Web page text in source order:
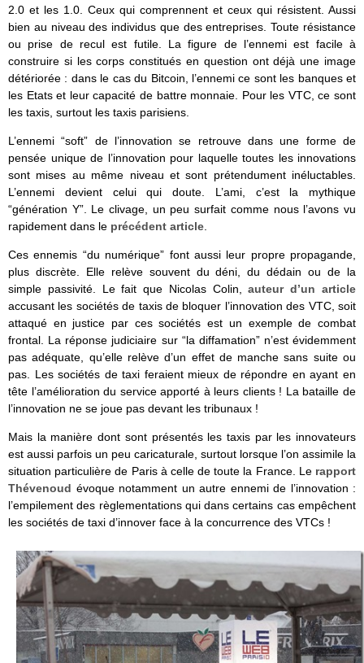
2.0 et les 1.0. Ceux qui comprennent et ceux qui résistent. Aussi
bien au niveau des individus que des entreprises. Toute résistance
ou prise de recul est futile. La figure de l’ennemi est facile à
construire si les corps constitués en question ont déjà une image
détériorée : dans le cas du Bitcoin, l’ennemi ce sont les banques et
les Etats et leur capacité de battre monnaie. Pour les VTC, ce sont
les taxis, surtout les taxis parisiens.
L’ennemi “soft” de l’innovation se retrouve dans une forme de
pensée unique de l’innovation pour laquelle toutes les innovations
sont mises au même niveau et sont prétendument inéluctables.
L’ennemi devient celui qui doute. L’ami, c’est la mythique
“génération Y”. Le clivage, un peu surfait comme nous l’avons vu
rapidement dans le précédent article
Ces ennemis “du numérique” font aussi leur propre propagande,
plus discrète. Elle relève souvent du déni, du dédain ou de la
simple passivité. Le fait que Nicolas Colin,auteur d’un article
accusant les sociétés de taxis de bloquer l’innovation des VTC, soit
attaqué en justice par ces sociétés est un exemple de combat
frontal. La réponse judiciaire sur “la diffamation” n’est évidemment
pas adéquate, qu’elle relève d’un effet de manche sans suite ou
pas. Les sociétés de taxi feraient mieux de répondre en ayant en
tête l’amélioration du service apporté à leurs clients ! La bataille de
l’innovation ne se joue pas devant les tribunaux !
Mais la manière dont sont présentés les taxis par les innovateurs
est aussi parfois un peu caricaturale, surtout lorsque l’on assimile la
situation particulière de Paris à celle de toute la France. Le rapport
Thévenoud évoque notamment un autre ennemi de l’innovation :
l’empilement des règlementations qui dans certains cas empêchent
les sociétés de taxi d’innover face à la concurrence des VTCs !